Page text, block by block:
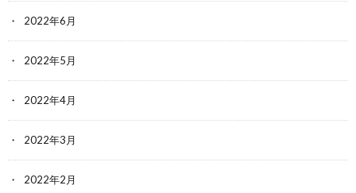
2022年6月
2022年5月
2022年4月
2022年3月
2022年2月